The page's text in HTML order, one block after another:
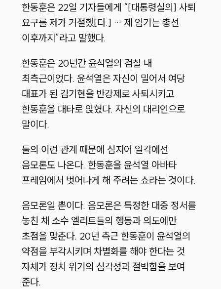
한동훈은 22일 기자들에게 “[대통령실의] 사퇴
요구를 제가 거절했[다.] … 제 임기는 총선
이후까지”라고 말했다.
한동훈은 20년간 윤석열의 검찰 내
최측근이었다. 윤석열은 자신이 밀어서 여당
대표가 된 김기현을 반강제로 사퇴시키고
한동훈을 대타로 앉혔다. 자신의 대리인으로
말이다.
둘의 이런 관계 때문에 심지어 일각에선
음모론도 나온다. 한동훈을 윤석열 아바타
프레임에서 벗어나게 해 주려는 쇼라는 것이다.
음모론일 뿐이다. 음모론은 특정한 대중 정서를
놓친 채 소수 엘리트들의 행동과 의도에만
초점을 맞춘다. 20년 측근 한동훈이 윤석열의
약점을 부각시키며 차별화를 해야 한다는 것
자체가 정치 위기의 심각성과 절박함을 보여
준다.